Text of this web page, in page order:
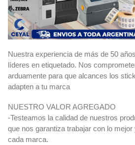
Nuestra experiencia de más de 50
líderes en etiquetado. Nos
arduamente para que alcances los
adapten a tu marca
NUESTRO VALOR AGREGADO
-Testeamos la calidad de nuestros
que nos garantiza trabajar con lo
cada marca.